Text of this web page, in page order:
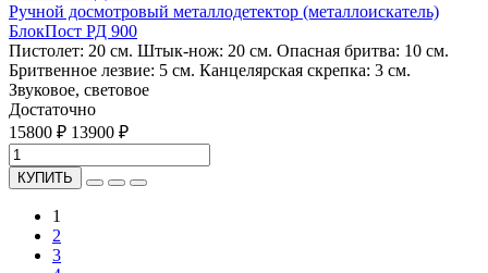
Ручной досмотровый металлодетектор (металлоискатель)
БлокПост РД 900
Пистолет: 20 см. Штык-нож: 20 см. Опасная бритва: 10 см.
Бритвенное лезвие: 5 см. Канцелярская скрепка: 3 см.
Звуковое, световое
Достаточно
15800 ₽ 13900 ₽
КУПИТЬ
1
2
3